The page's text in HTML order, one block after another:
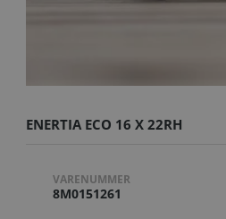
ENERTIA ECO 16 X 22RH
VARENUMMER
8M0151261